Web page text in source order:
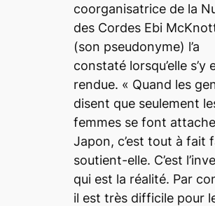
coorganisatrice de la
des Cordes Ebi
(son pseudonyme) l’a
constaté lorsqu’elle s’y
rendue. « Quand les
disent que seulement
femmes se font
Japon, c’est tout à fait
soutient-elle. C’est
qui est la réalité. Par
il est très difficile pour